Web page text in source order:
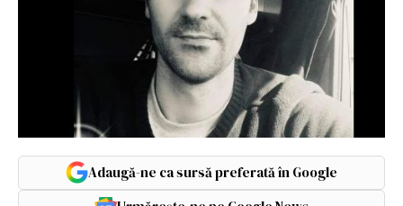
Adaugă-ne ca sursă preferată în Google